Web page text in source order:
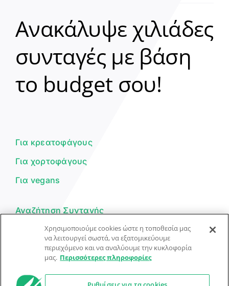
Ανακάλυψε χιλιάδες
συνταγές με βάση
το budget σου!
Για κρεατοφάγους
Για χορτοφάγους
Για vegans
Αναζήτηση Συνταγής
Υποβολή Συνταγής
Φόρμα Επικοινωνίας
Χρησιμοποιούμε cookies ώστε η τοποθεσία μας
να λειτουργεί σωστά, να εξατομικεύουμε
περιεχόμενο και να αναλύουμε την κυκλοφορία
μας. Περισσότερες πληροφορίες